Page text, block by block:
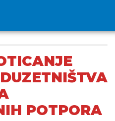
POTPORA